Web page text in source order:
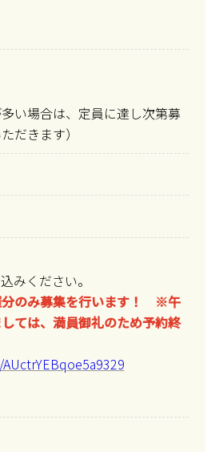
い場合は、定員に達し次第募
だきます）
みください。
のみ募集を行います！
※午
ては、満員御礼のため予約終